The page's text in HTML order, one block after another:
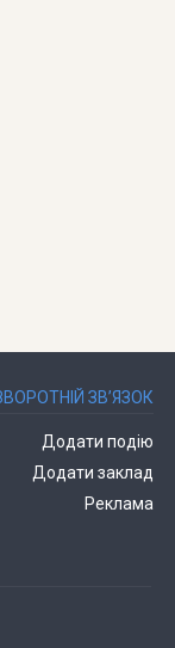
ЗВ’ЯЗОК
Додати подію
Додати заклад
Реклама